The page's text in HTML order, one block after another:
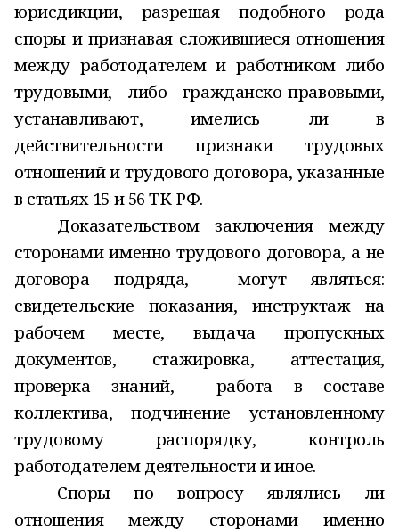
юрисдикции, разрешая подобного рода
споры и признавая сложившиеся отношения
между работодателем и работником либо
трудовыми, либо гражданско-правовыми,
устанавливают, имелись ли в
действительности признаки трудовых
отношений и трудового договора, указанные
в статьях 15 и 56 ТК РФ.
Доказательством заключения между
сторонами именно трудового договора, а не
договора подряда, могут являться:
свидетельские показания, инструктаж на
рабочем месте, выдача пропускных
документов, стажировка, аттестация,
проверка знаний, работа в составе
коллектива, подчинение установленному
трудовому распорядку, контроль
работодателем деятельности и иное.
Споры по вопросу являлись ли
отношения между сторонами именно